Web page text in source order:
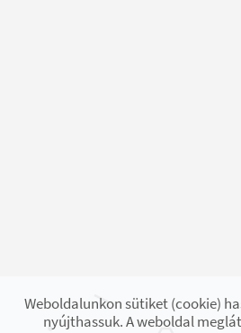
Weboldalunkon sütiket (cookie)
nyújthassuk. A weboldal